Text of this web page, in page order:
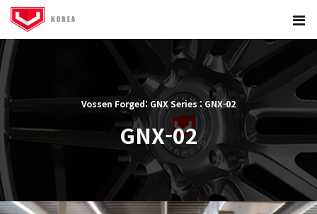
Vossen Forged: GNX Series : GNX-02
GNX-02
본문